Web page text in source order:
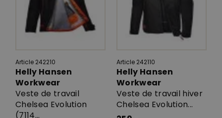
Article 242210
Helly Hansen
Workwear
Veste de travail
Chelsea Evolution
(7114...
Article 242110
Helly Hansen
Workwear
Veste de travail hiver
Chelsea Evolution...